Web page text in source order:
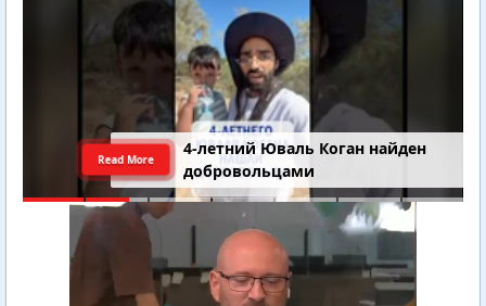
4-летний Юваль Коган найден
добровольцами
Read More